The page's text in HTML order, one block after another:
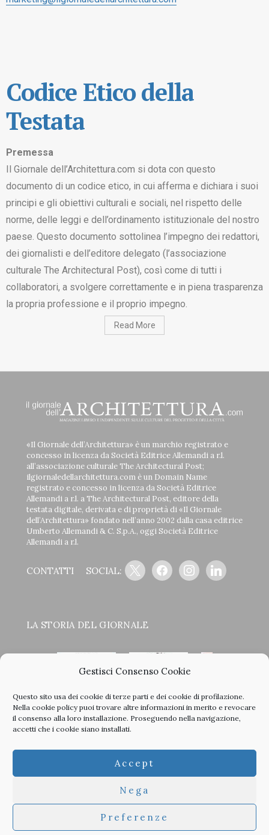
Gestisci Consenso Cookie
Questo sito usa dei cookie di terze parti e dei cookie di profilazione.
Nella cookie policypuoi trovare altre informazioni in merito e revocare
il consenso alla loro installazione. Proseguendo nella navigazione,
accetti che i cookie siano installati.
Accept
Nega
Preferenze
Codice Etico della
Testata
Premessa
Il Giornale dell’Architettura.com si dota con questo
documento di un codice etico, in cui afferma e dichiara i suoi
principi e gli obiettivi culturali e sociali, nel rispetto delle
norme, delle leggi e dell’ordinamento istituzionale del nostro
paese. Questo documento sottolinea l’impegno dei redattori,
dei giornalisti e dell’editore delegato (l’associazione
culturale The Architectural Post), così come di tutti i
collaboratori, a svolgere correttamente e in piena trasparenza
la propria professione e il proprio impegno.
Read More
«Il Giornale dell’Architettura» è un marchio registrato e
concesso in licenza da Società Editrice Allemandi a r.l.
all’associazione culturale The Architectural Post;
ilgiornaledellarchitettura.com è un Domain Name
registrato e concesso in licenza da Società Editrice
Allemandi a r.l. a The Architectural Post, editore della
testata digitale, derivata e di proprietà di «Il Giornale
dell’Architettura» fondato nell’anno 2002 dalla casa editrice
Umberto Allemandi & C. S.p.A., oggi Società Editrice
Allemandi a r.l.
CONTATTI SOCIAL:
LA STORIA DEL GIORNALE
< >
tutti i nostri vecchi numeri in PDF.
© 2026 TheArchitecturalPost -Privacy -
Developed byStudioata